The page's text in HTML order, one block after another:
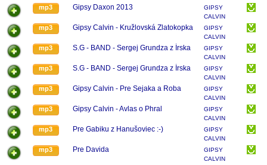
mp3 Gipsy Daxon 2013
GIPSY
CALVIN
mp3 Gipsy Calvin - Kružlovská Zlatokopka
GIPSY
CALVIN
mp3 S.G - BAND - Sergej Grundza z Írska
GIPSY
CALVIN
mp3 S.G - BAND - Sergej Grundza z Írska
GIPSY
CALVIN
mp3 Gipsy Calvin - Pre Sejaka a Roba
GIPSY
CALVIN
mp3 Gipsy Calvin - Avlas o Phral
GIPSY
CALVIN
mp3 Pre Gabiku z Hanušoviec :-)
GIPSY
CALVIN
mp3 Pre Davida
GIPSY
CALVIN